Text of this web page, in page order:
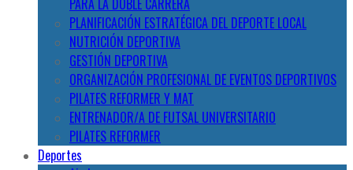
PARA LA DOBLE CARRERA
PLANIFICACIÓN ESTRATÉGICA DEL DEPORTE LOCAL
NUTRICIÓN DEPORTIVA
GESTIÓN DEPORTIVA
ORGANIZACIÓN PROFESIONAL DE EVENTOS DEPORTIVOS
PILATES REFORMER Y MAT
ENTRENADOR/A DE FUTSAL UNIVERSITARIO
PILATES REFORMER
Deportes